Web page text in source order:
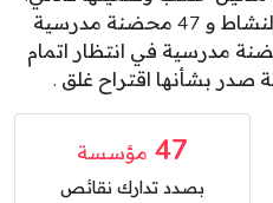
156 محضنة مدرسية بصدد النشاط و 47 محضنة مدرسية
نقائص و 26 محضنة مدرسية في انتظار اتمام
47 مؤسسة
بصدد تدارك نقائص